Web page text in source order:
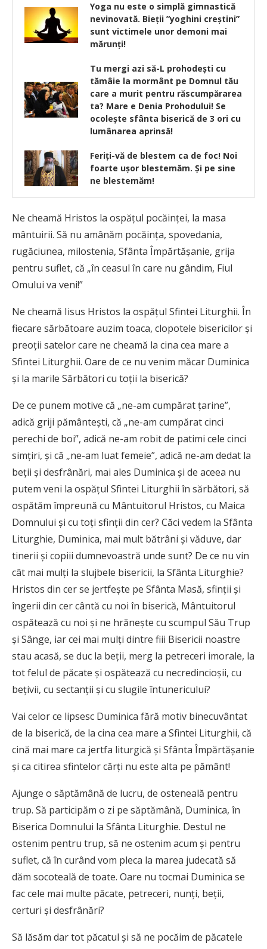
Yoga nu este o simplă gimnastică
nevinovată. Bieţii ”yoghini creştini”
sunt victimele unor demoni mai
mărunţi!
Tu mergi azi să-L prohodești cu
tămâie la mormânt pe Domnul tău
care a murit pentru răscumpărarea
ta? Mare e Denia Prohodului! Se
ocolește sfânta biserică de 3 ori cu
lumânarea aprinsă!
Feriţi-vă de blestem ca de foc! Noi
foarte uşor blestemăm. Şi pe sine
ne blestemăm!
Ne cheamă Hristos la ospățul pocăinței, la masa
mântuirii. Să nu amânăm pocăința, spovedania,
rugăciunea, milostenia, Sfânta Împărtășanie, grija
pentru suflet, că „în ceasul în care nu gândim, Fiul
Omului va veni!”
Ne cheamă Iisus Hristos la ospățul Sfintei Liturghii. În
fiecare sărbătoare auzim toaca, clopotele bisericilor și
preoții satelor care ne cheamă la cina cea mare a
Sfintei Liturghii. Oare de ce nu venim măcar Duminica
și la marile Sărbători cu toții la biserică?
De ce punem motive că „ne-am cumpărat țarine”,
adică griji pământești, că „ne-am cumpărat cinci
perechi de boi”, adică ne-am robit de patimi cele cinci
simțiri, și că „ne-am luat femeie”, adică ne-am dedat la
beții și desfrânări, mai ales Duminica și de aceea nu
putem veni la ospățul Sfintei Liturghii în sărbători, să
ospătăm împreună cu Mântuitorul Hristos, cu Maica
Domnului și cu toți sfinții din cer? Căci vedem la Sfânta
Liturghie, Duminica, mai mult bătrâni și văduve, dar
tinerii și copiii dumnevoastră unde sunt? De ce nu vin
cât mai mulți la slujbele bisericii, la Sfânta Liturghie?
Hristos din cer se jertfește pe Sfânta Masă, sfinții și
îngerii din cer cântă cu noi în biserică, Mântuitorul
ospătează cu noi și ne hrănește cu scumpul Său Trup
și Sânge, iar cei mai mulți dintre fiii Bisericii noastre
stau acasă, se duc la beții, merg la petreceri imorale, la
tot felul de păcate și ospătează cu necredincioșii, cu
bețivii, cu sectanții și cu slugile întunericului?
Vai celor ce lipsesc Duminica fără motiv binecuvântat
de la biserică, de la cina cea mare a Sfintei Liturghii, că
cină mai mare ca jertfa liturgică și Sfânta Împărtășanie
și ca citirea sfintelor cărți nu este alta pe pământ!
Ajunge o săptămână de lucru, de osteneală pentru
trup. Să participăm o zi pe săptămână, Duminica, în
Biserica Domnului la Sfânta Liturghie. Destul ne
ostenim pentru trup, să ne ostenim acum și pentru
suflet, că în curând vom pleca la marea judecată să
dăm socoteală de toate. Oare nu tocmai Duminica se
fac cele mai multe păcate, petreceri, nunți, beții,
certuri și desfrânări?
Să lăsăm dar tot păcatul și să ne pocăim de păcatele